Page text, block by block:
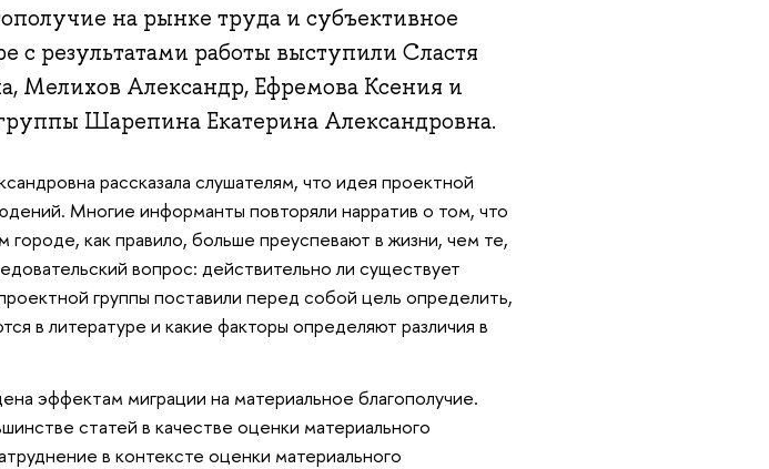
на рынке труда и субъективное
с результатами работы выступили Сластя
Мелихов Александр, Ефремова Ксения и
Шарепина Екатерина Александровна.
рассказала слушателям, что идея проектной
Многие информанты повторяли нарратив о том, что
как правило, больше преуспевают в жизни, чем те,
вопрос: действительно ли существует
группы поставили перед собой цель определить,
в литературе и какие факторы определяют различия в
эффектам миграции на материальное благополучие.
статей в качестве оценки материального
в контексте оценки материального